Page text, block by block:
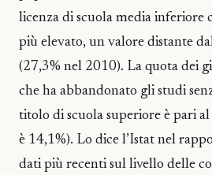
licenza di scuola media inferiore
più elevato, un valore distante
(27,3% nel 2010). La quota dei
che ha abbandonato gli studi
titolo di scuola superiore è pari
è 14,1%). Lo dice l’Istat nel
dati più recenti sul livello delle